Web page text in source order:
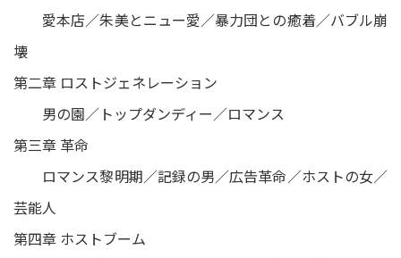
愛本店／朱美とニュー愛／暴力団との癒着／バブル崩
壊
第二章 ロストジェネレーション
男の園／トップダンディー／ロマンス
第三章 革命
ロマンス黎明期／記録の男／広告革命／ホストの女／
芸能人
第四章 ホストブーム